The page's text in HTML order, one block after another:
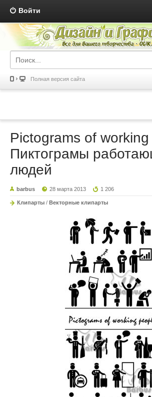
Войти
Полная версия сайта
Pictograms of
Пиктограмы
людей
barbus 28 марта 2013 1 206
Клипарты / Векторные клипарты